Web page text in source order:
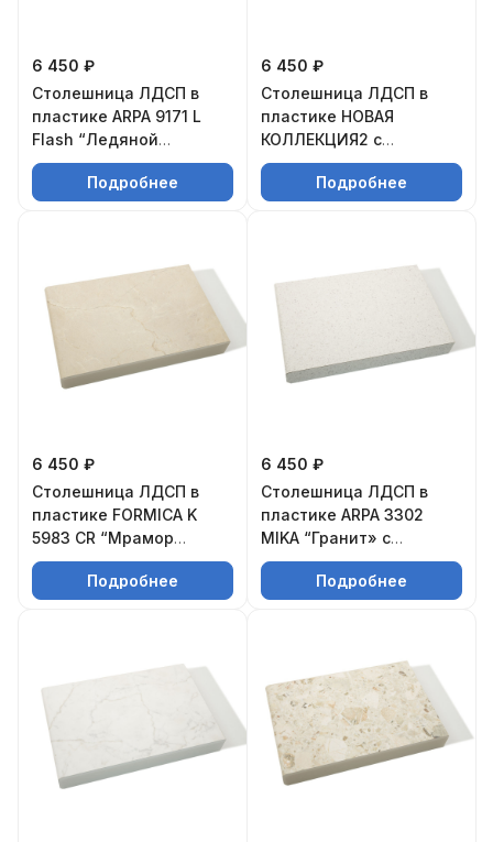
6 450 ₽
Столешница ЛДСП в
пластике ARPA 9171 L
Flash “Ледяной
феерверк глянец» с
постформингом
Подробнее
6 450 ₽
Столешница ЛДСП в
пластике НОВАЯ
КОЛЛЕКЦИЯ2 с
постформингом
Подробнее
6 450 ₽
Столешница ЛДСП в
пластике FORMICA K
5983 CR “Мрамор
натуральный матовый»
с постформингом
Подробнее
6 450 ₽
Столешница ЛДСП в
пластике ARPA 3302
MIKA “Гранит» с
постформингом
Подробнее